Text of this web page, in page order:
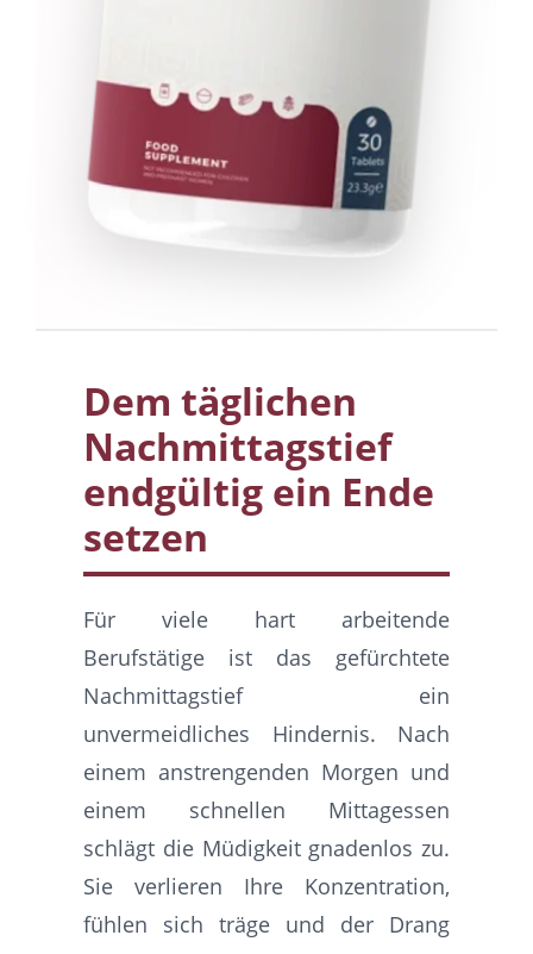
Dem täglichen
Nachmittagstief
endgültig ein Ende
setzen
Für viele hart arbeitende
Berufstätige ist das gefürchtete
Nachmittagstief ein
unvermeidliches Hindernis. Nach
einem anstrengenden Morgen und
einem schnellen Mittagessen
schlägt die Müdigkeit gnadenlos zu.
Sie verlieren Ihre Konzentration,
fühlen sich träge und der Drang